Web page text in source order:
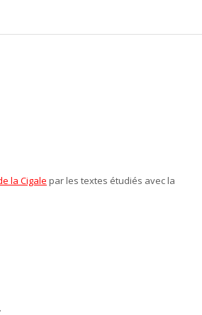
la Cigale par les textes étudiés avec la